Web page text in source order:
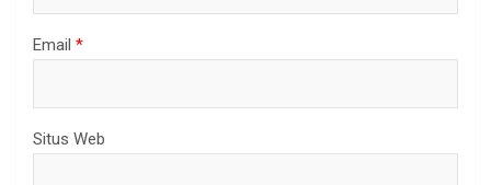
Email *
Situs Web